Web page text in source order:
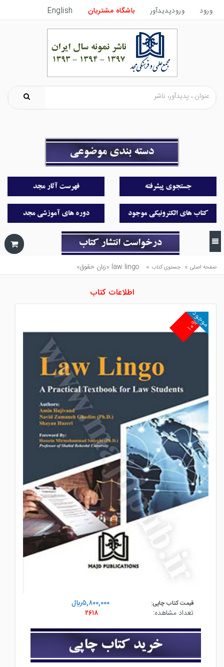
ورود ورودپدیدآور باشگاه مشتریان English
صفحه اصلی » جستوی کتاب » law lingo «زبان حقوق»
اطلاعات کتاب
۱۰%
موجود
قیمت کتاب چاپی:
۵,۸۰۰,۰۰۰ريال
تعداد مشاهده:
۲۶۱۸